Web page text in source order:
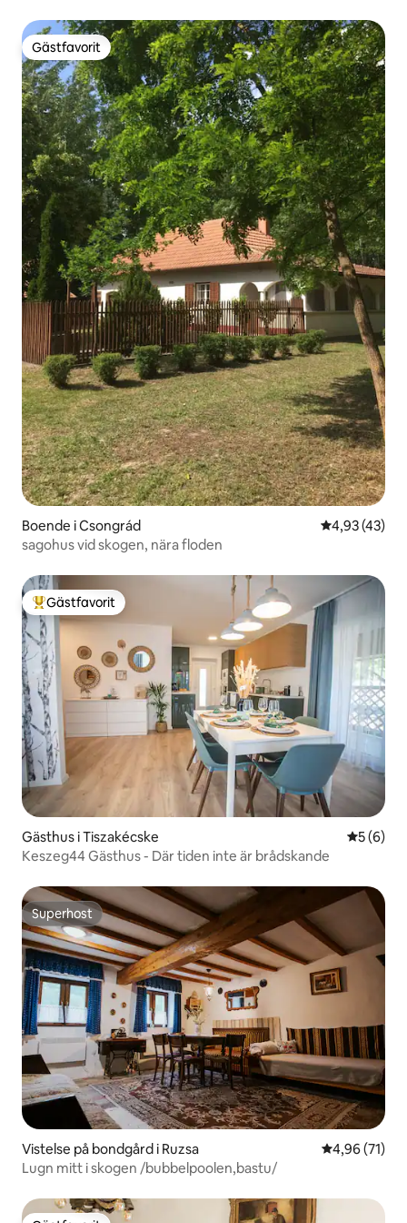
Gästfavorit
Gästfavorit
Boende i Csongrád 4,93 av 5 i
4,93 (43)
sagohus vid skogen, nära floden
Populär gästfavorit
Gästfavorit
Gästhus i Tiszakécske 5 av 5 i
5 (6)
Keszeg44 Gästhus - Där tiden inte är brådskande
Superhost
Superhost
Vistelse på bondgård i Ruzsa 4,96 av 5 i
4,96 (71)
Lugn mitt i skogen /bubbelpoolen,bastu/